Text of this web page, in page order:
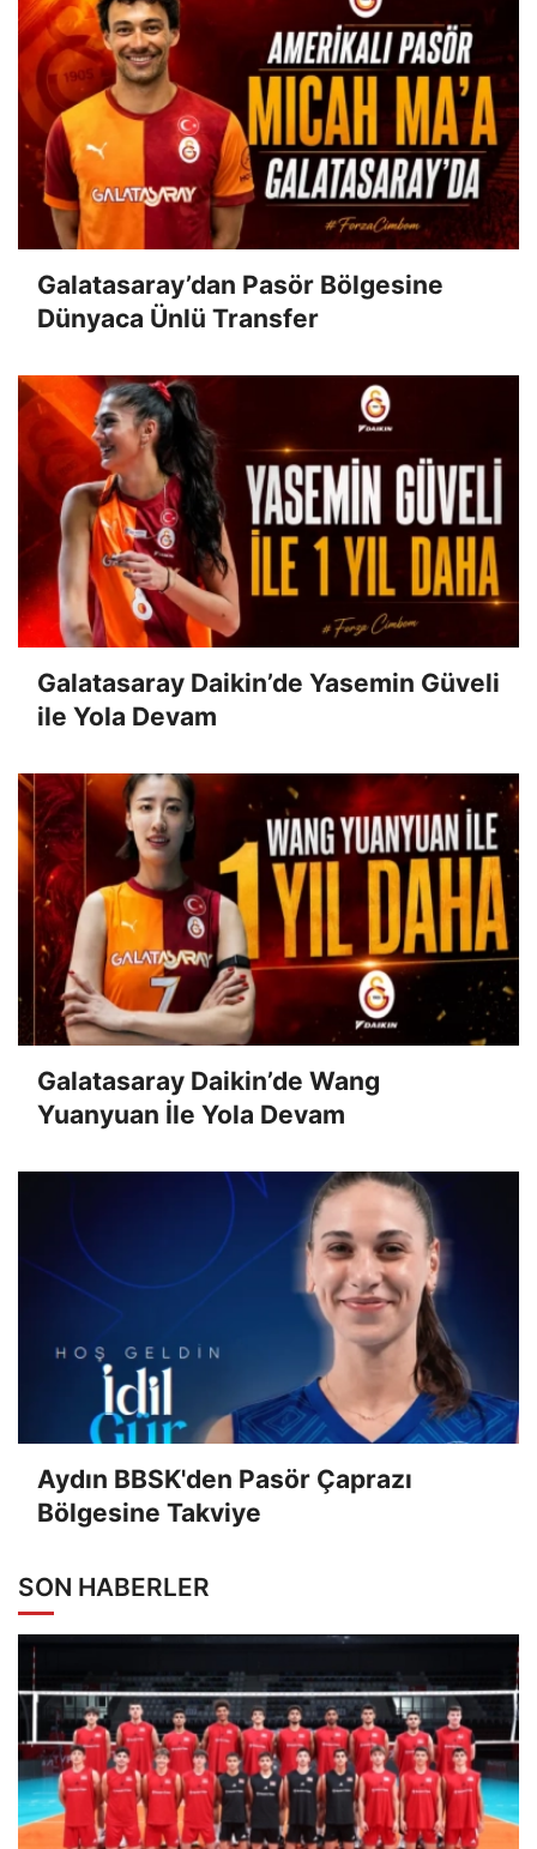
Galatasaray’dan Pasör Bölgesine
Dünyaca Ünlü Transfer
Galatasaray Daikin’de Yasemin Güveli
ile Yola Devam
Galatasaray Daikin’de Wang
Yuanyuan İle Yola Devam
Aydın BBSK'den Pasör Çaprazı
Bölgesine Takviye
SON HABERLER